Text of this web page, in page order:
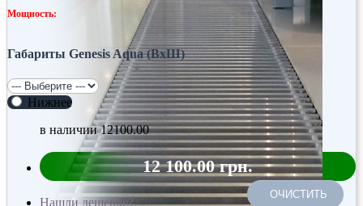
Мощность:
Габариты Genesis Aqua (ВхШ)
Нижнее
в наличии12100.00
12 100.00 грн.
Нашли дешевле?
ОЧИСТИТЬ